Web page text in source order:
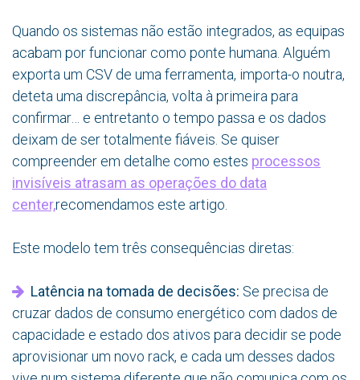
Quando os sistemas não estão integrados, as equipas
acabam por funcionar como ponte humana. Alguém
exporta um CSV de uma ferramenta, importa-o noutra,
deteta uma discrepância, volta à primeira para
confirmar… e entretanto o tempo passa e os dados
deixam de ser totalmente fiáveis. Se quiser
compreender em detalhe como estes processos
invisíveis atrasam as operações do data
center,recomendamos este artigo.
Este modelo tem três consequências diretas:
Latência na tomada de decisões: Se precisa de
cruzar dados de consumo energético com dados de
capacidade e estado dos ativos para decidir se pode
aprovisionar um novo rack, e cada um desses dados